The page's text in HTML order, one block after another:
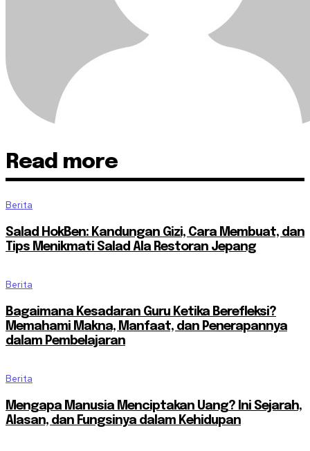
Read more
Berita
Salad HokBen: Kandungan Gizi, Cara Membuat, dan
Tips Menikmati Salad Ala Restoran Jepang
Berita
Bagaimana Kesadaran Guru Ketika Berefleksi?
Memahami Makna, Manfaat, dan Penerapannya
dalam Pembelajaran
Berita
Mengapa Manusia Menciptakan Uang? Ini Sejarah,
Alasan, dan Fungsinya dalam Kehidupan